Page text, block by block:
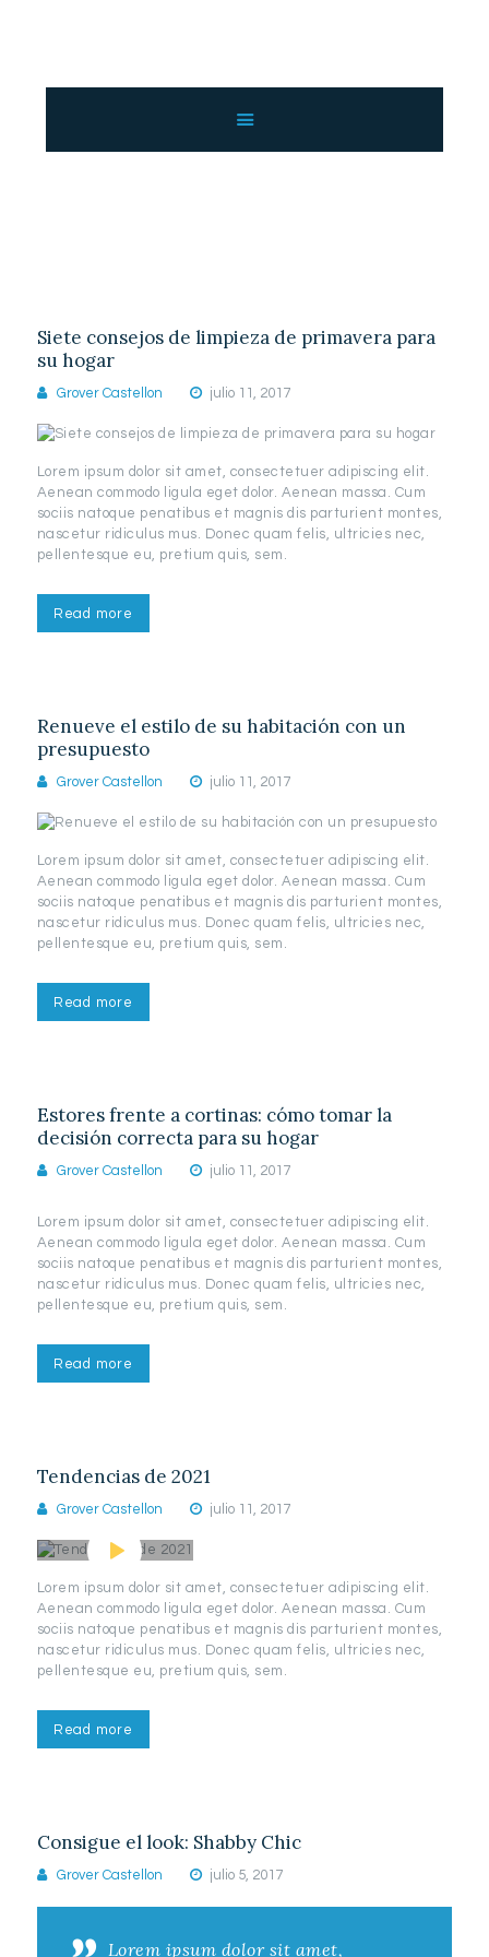
Siete consejos de limpieza de primavera para
su hogar
Grover Castellon julio 11, 2017
Lorem ipsum dolor sit amet, consectetuer adipiscing elit.
Aenean commodo ligula eget dolor. Aenean massa. Cum
sociis natoque penatibus et magnis dis parturient montes,
nascetur ridiculus mus. Donec quam felis, ultricies nec,
pellentesque eu, pretium quis, sem.
Read more
Renueve el estilo de su habitación con un
presupuesto
Grover Castellon julio 11, 2017
Lorem ipsum dolor sit amet, consectetuer adipiscing elit.
Aenean commodo ligula eget dolor. Aenean massa. Cum
sociis natoque penatibus et magnis dis parturient montes,
nascetur ridiculus mus. Donec quam felis, ultricies nec,
pellentesque eu, pretium quis, sem.
Read more
Estores frente a cortinas: cómo tomar la
decisión correcta para su hogar
Grover Castellon julio 11, 2017
Lorem ipsum dolor sit amet, consectetuer adipiscing elit.
Aenean commodo ligula eget dolor. Aenean massa. Cum
sociis natoque penatibus et magnis dis parturient montes,
nascetur ridiculus mus. Donec quam felis, ultricies nec,
pellentesque eu, pretium quis, sem.
Read more
Tendencias de 2021
Grover Castellon julio 11, 2017
Lorem ipsum dolor sit amet, consectetuer adipiscing elit.
Aenean commodo ligula eget dolor. Aenean massa. Cum
sociis natoque penatibus et magnis dis parturient montes,
nascetur ridiculus mus. Donec quam felis, ultricies nec,
pellentesque eu, pretium quis, sem.
Read more
Consigue el look: Shabby Chic
Grover Castellon julio 5, 2017
Lorem ipsum dolor sit amet,